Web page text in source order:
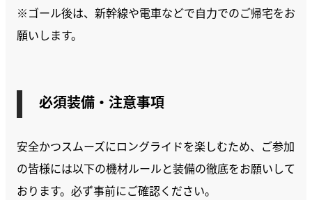
※ゴール後は、新幹線や電車などで自力でのご帰宅をお
願いします。
必須装備・注意事項
安全かつスムーズにロングライドを楽しむため、ご参加
の皆様には以下の機材ルールと装備の徹底をお願いして
おります。必ず事前にご確認ください。